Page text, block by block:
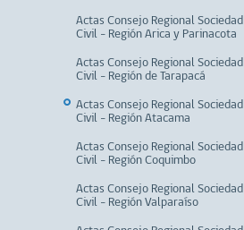
Actas Consejo Regional Sociedad
Civil - Región Arica y Parinacota
Actas Consejo Regional Sociedad
Civil - Región de Tarapacá
Actas Consejo Regional Sociedad
Civil - Región Atacama
Actas Consejo Regional Sociedad
Civil - Región Coquimbo
Actas Consejo Regional Sociedad
Civil - Región Valparaíso